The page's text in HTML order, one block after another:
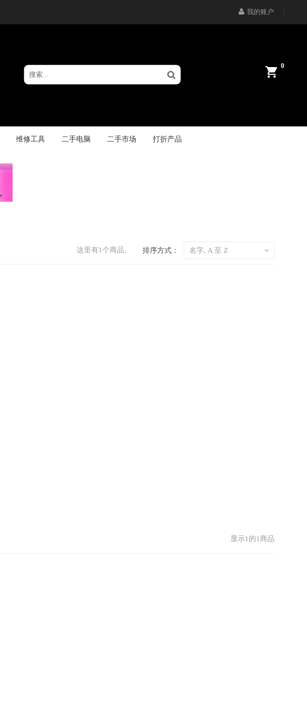
我的账户
0
维修工具 二手电脑 二手市场 打折产品
这里有1个商品。 排序方式： 名字, A 至 Z
显示1的1商品